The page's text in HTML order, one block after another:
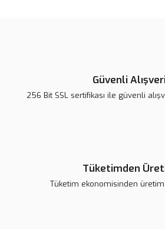
Güvenli
256 Bit SSL sertifikası ile güvenli
Tüketimden
Tüketim ekonomisinden